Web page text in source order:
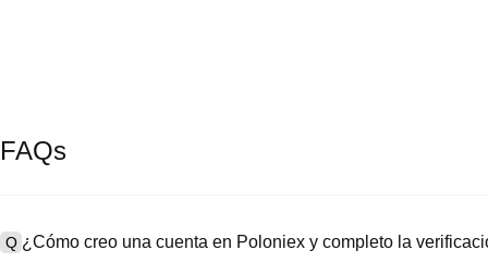
FAQs
Q ¿Cómo creo una cuenta en Poloniex y completo la